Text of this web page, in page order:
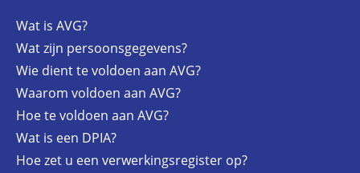
Wat is AVG?
Wat zijn persoonsgegevens?
Wie dient te voldoen aan AVG?
Waarom voldoen aan AVG?
Hoe te voldoen aan AVG?
Wat is een DPIA?
Hoe zet u een verwerkingsregister op?